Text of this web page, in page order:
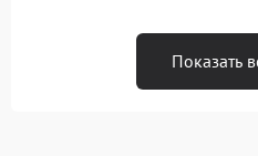
Показать